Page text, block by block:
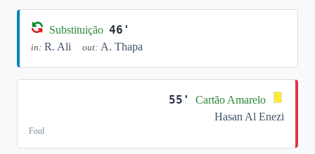
Substituição 46'
in: R. Ali out: A. Thapa
55'
Cartão Amarelo
Hasan Al Enezi
Foul